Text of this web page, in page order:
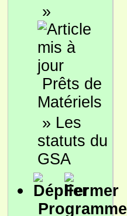
»
Prêts de
Matériels
» Les
statuts du
GSA
Programme